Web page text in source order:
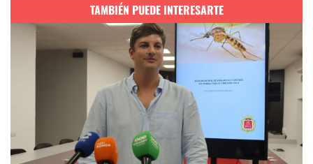
TAMBIÉN PUEDE INTERESARTE